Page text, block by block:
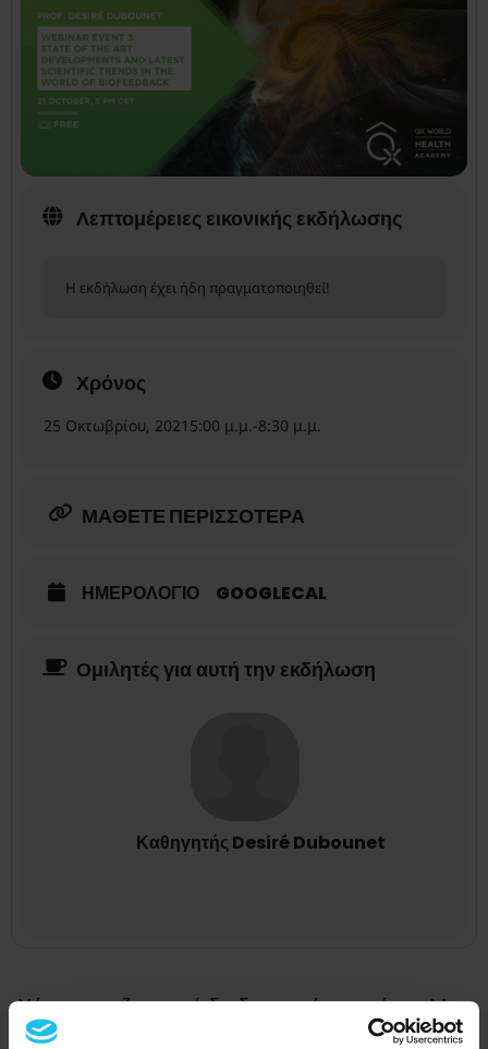
Λεπτομέρειες εικονικής εκδήλωσης
Η εκδήλωση έχει ήδη πραγματοποιηθεί!
Χρόνος
25 Οκτωβρίου, 2021 5:00 μ.μ.-8:30 μ.μ.
ΜΆΘΕΤΕ ΠΕΡΙΣΣΌΤΕΡΑ
ΗΜΕΡΟΛΌΓΙΟ GOOGLECAL
Ομιλητές για αυτή την εκδήλωση
Καθηγητής Desiré Dubounet
Χάσατε το ζωντανό διαδικτυακό σεμινάριο; Μην
ανησυχείτε, με το εισιτήριό σας
μπορείτε να